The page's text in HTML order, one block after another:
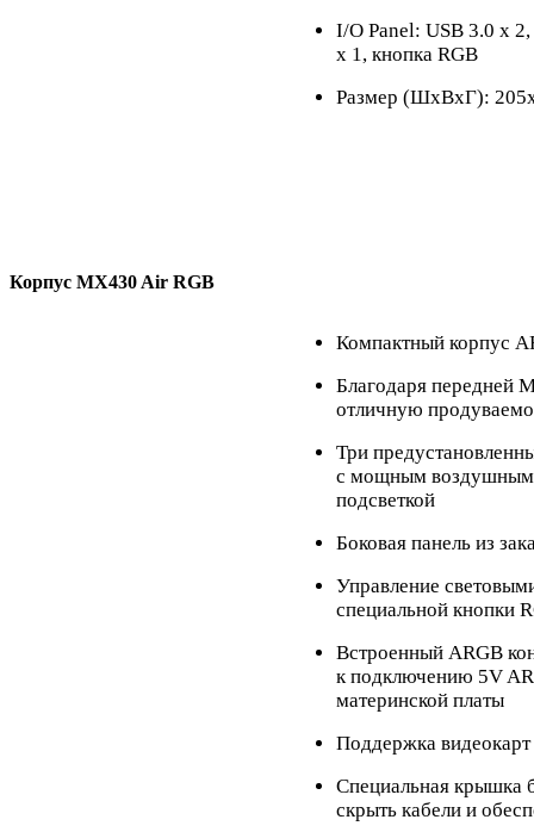
I/O Panel: USB 3.0 x
x 1, кнопка RGB
Размер (ШхВхГ):
Корпус MX430 Air RGB
Компактный корпус
Благодаря передней
отличную
Три
с мощным воздушным
подсветкой
Боковая панель из
Управление
специальной кнопки
Встроенный ARGB
к подключению 5V
материнской платы
Поддержка
Специальная крышка
скрыть кабели и